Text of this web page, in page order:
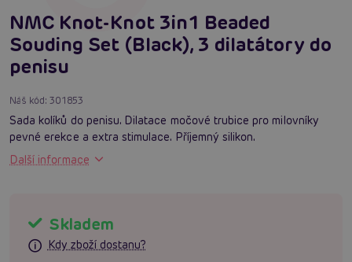
NMC Knot-Knot 3in1 Beaded
Souding Set (Black), 3 dilatátory do
penisu
Náš kód:301853
Sada kolíků do penisu. Dilatace močové trubice pro milovníky
pevné erekce a extra stimulace. Příjemný silikon.
Další informace
Skladem
Kdy zboží dostanu?